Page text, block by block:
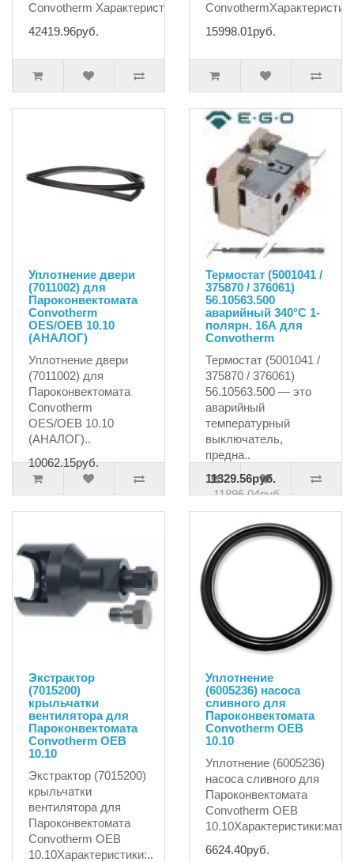
Convotherm Характеристики:мощность900..
42419.96руб.
15998.01руб.
Уплотнение двери
(7011002) для
Пароконвектомата
Convotherm
OES/OEB 10.10
(АНАЛОГ)
Уплотнение двери
(7011002) для
Пароконвектомата
Convotherm
OES/OEB 10.10
(АНАЛОГ)..
10062.15руб.
Термостат (5001041 /
375870 / 376061)
56.10563.500
аварийный 340°C 1-
полярн. 16А для
Convotherm
Термостат (5001041 /
375870 / 376061)
56.10563.500 — это
аварийный
температурный
выключатель,
предна..
11329.56руб.
11896.04руб.
Экстрактор
(7015200)
крыльчатки
вентилятора для
Пароконвектомата
Сonvotherm OEB
10.10
Экстрактор (7015200)
крыльчатки
вентилятора для
Пароконвектомата
Сonvotherm OEB
10.10Характеристики:..
Уплотнение
(6005236) насоса
сливного для
Пароконвектомата
Convotherm OEB
10.10
Уплотнение (6005236)
насоса сливного для
Пароконвектомата
Convotherm OEB
6624.40руб.